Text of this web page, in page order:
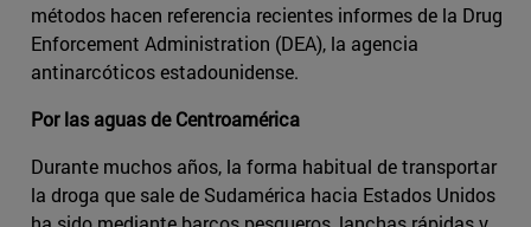
métodos hacen referencia recientes informes de la Drug
Enforcement Administration (DEA), la agencia
antinarcóticos estadounidense.
Por las aguas de Centroamérica
Durante muchos años, la forma habitual de transportar
la droga que sale de Sudamérica hacia Estados Unidos